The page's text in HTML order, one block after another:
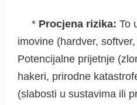
* Procjena rizika: To
imovine (hardver,
Potencijalne prijetnje
hakeri, prirodne
(slabosti u sustavima ili